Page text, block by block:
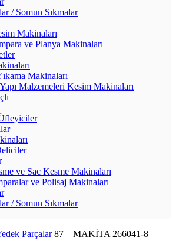
/ Somun Sıkmalar
Makinaları
ve Planya Makinaları
Makinaları
Malzemeleri Kesim Makinaları
Üfleyiciler
ve Sac Kesme Makinaları
ve Polisaj Makinaları
/ Somun Sıkmalar
Parçalar87 – MAKİTA 266041-8